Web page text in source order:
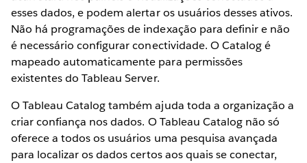
esses dados, e podem alertar os usuários desses ativos.
Não há programações de indexação para definir e não
é necessário configurar conectividade. O Catalog é
mapeado automaticamente para permissões
existentes do Tableau Server.
O Tableau Catalog também ajuda toda a organização a
criar confiança nos dados. O Tableau Catalog não só
oferece a todos os usuários uma pesquisa avançada
para localizar os dados certos aos quais se conectar,